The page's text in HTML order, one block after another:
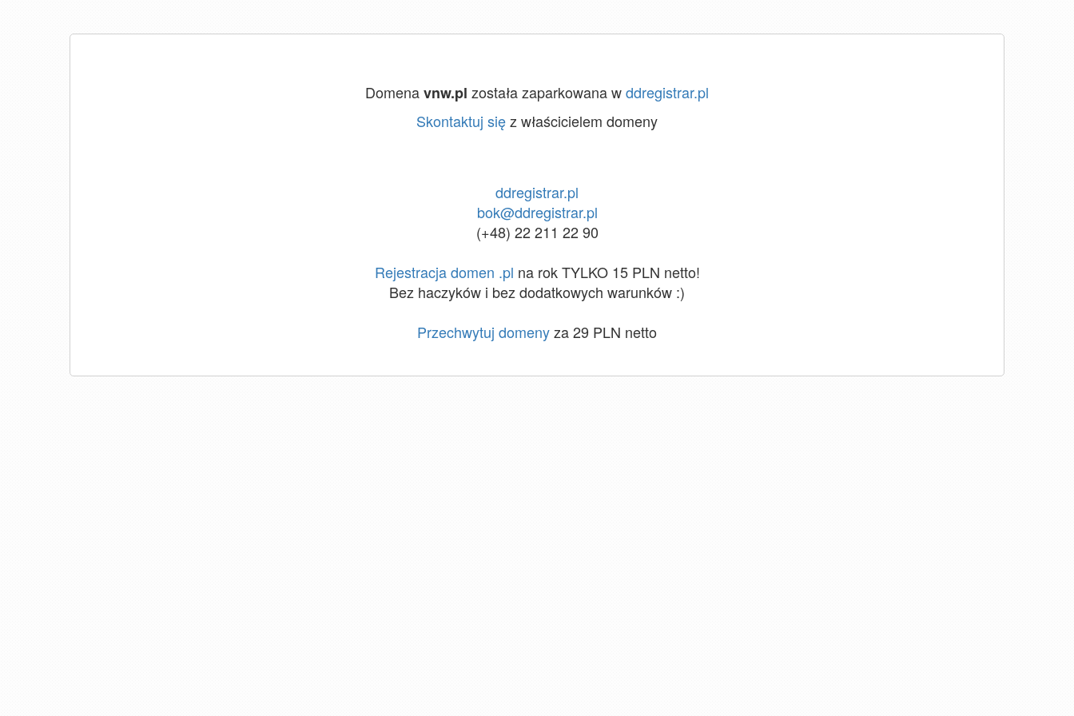
Domenavnw.pl została zaparkowana wddregistrar.pl
Skontaktuj sięz właścicielem domeny
ddregistrar.pl
bok@ddregistrar.pl
(+48) 22 211 22 90
Rejestracja domen .pl na rok TYLKO 15 PLN netto!
Bez haczyków i bez dodatkowych warunków :)
Przechwytuj domenyza 29 PLN netto